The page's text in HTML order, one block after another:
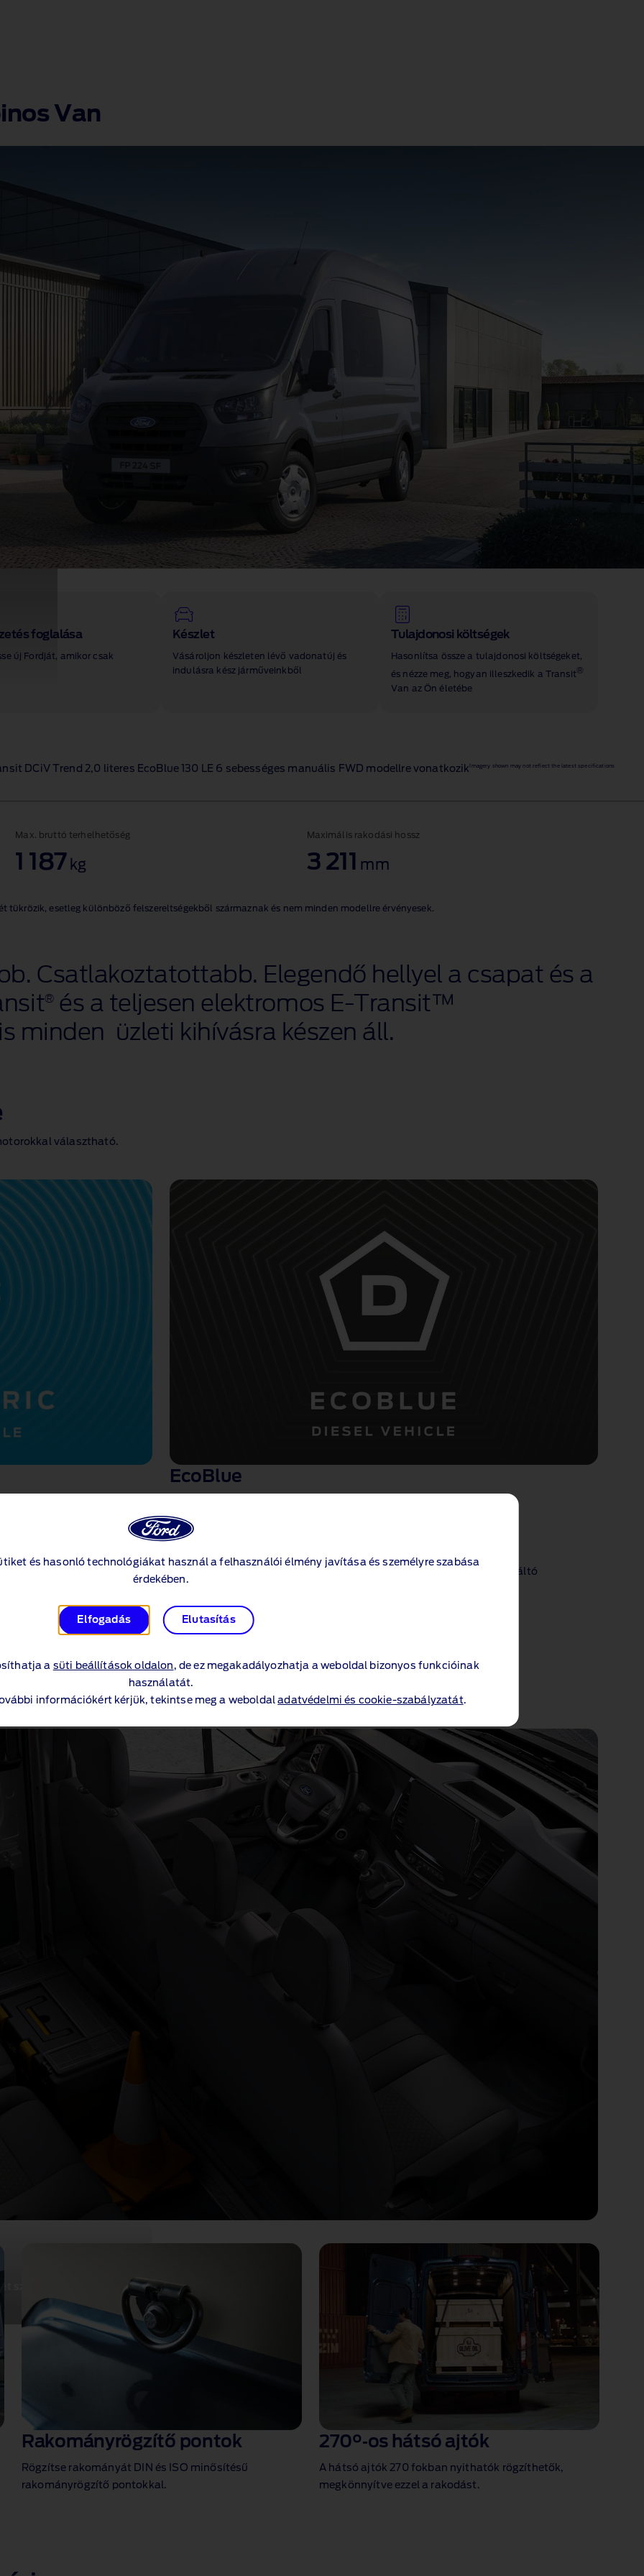
és hasonló technológiákat használ a felhasználói élmény javítása és személyre szabása
érdekében.
Elfogadás Elutasítás
a süti beállítások oldalon , de ez megakadályozhatja a weboldal bizonyos funkcióinak
használatát.
információkért kérjük, tekintse meg a weboldaladatvédelmi és cookie-szabályzatát.
Van
foglalása
új Fordját, amikor csak
Készlet
Vásároljon készleten lévő vadonatúj és
indulásra kész járműveinkből
Tulajdonosi költségek
Hasonlítsa össze a tulajdonosi költségeket,
és nézze meg, hogyan illeszkedik a Transit ®
Van az Ön életébe
DCiV Trend 2,0 literes EcoBlue 130 LE 6 sebességes manuális FWD modellre vonatkozik Imagery shown may not reflect the latest specifications
Max. bruttó terhelhetőség
1 187 kg
Maximális rakodási hossz
3 211 mm
esetleg különböző felszereltségekből származnak és nem minden modellre érvényesek.
Csatlakoztatottabb. Elegendő hellyel a csapat és a
®és a teljesen elektromos E‑Transit™
minden üzleti kihívásra készen áll.
választható.
akkumulátor opciók
EcoBlue
Választható teljesítmény: 105 LE, 130 LE, 165 LE
Leadott nyomaték: 310 Nm, 360 Nm, 390 Nm
6 sebességes manuális vagy 8 sebességes automata sebességváltó
személy is elfér benne.
Rakományrögzítő pontok
Rögzítse rakományát DIN és ISO minősítésű
rakományrögzítő pontokkal.
270°‑os hátsó ajtók
A hátsó ajtók 270 fokban nyithatók rögzíthetők,
megkönnyítve ezzel a rakodást.